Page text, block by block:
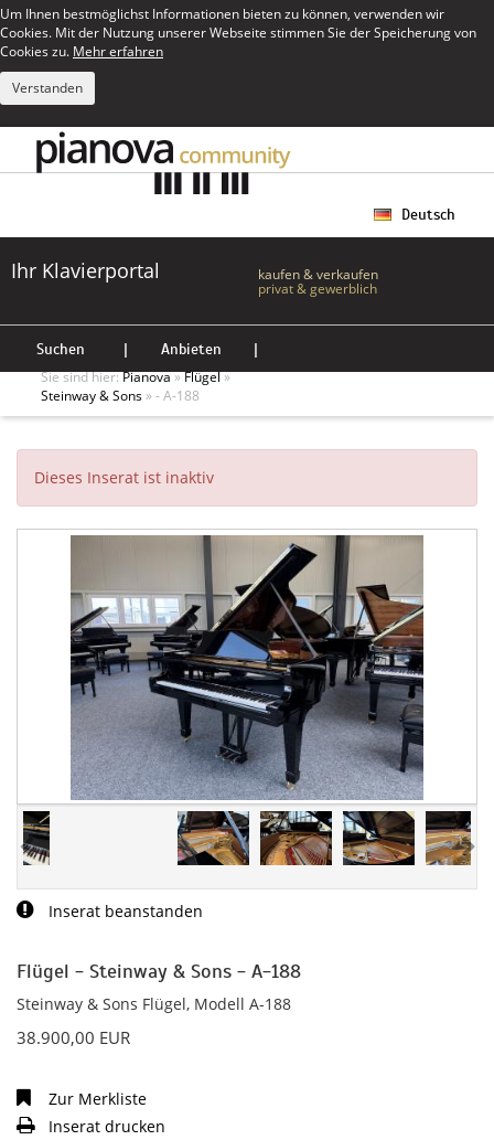
Um Ihnen bestmöglichst Informationen bieten zu können, verwenden wir
Cookies. Mit der Nutzung unserer Webseite stimmen Sie der Speicherung von
Cookies zu. Mehr erfahren
Verstanden
Deutsch
Ihr Klavierportal kaufen & verkaufen
privat & gewerblich
Suchen | Anbieten
|
Sie sind hier:Pianova»Flügel»
Steinway & Sons » - A-188
Dieses Inserat ist inaktiv
Inserat beanstanden
Flügel - Steinway & Sons - A-188
Steinway & Sons Flügel, Modell A-188
38.900,00 EUR
Zur Merkliste
Inserat drucken